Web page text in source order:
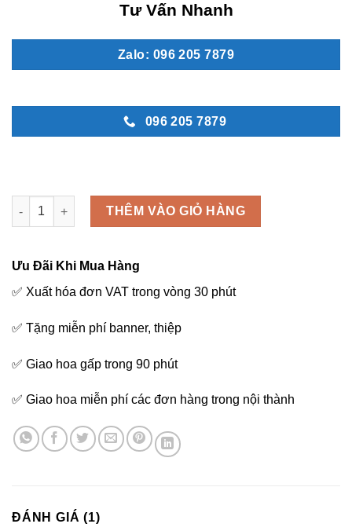
Tư Vấn Nhanh
Zalo: 096 205 7879
096 205 7879
Bó hoa baby vàng - B26 số lượng
THÊM VÀO GIỎ HÀNG
Ưu Đãi Khi Mua Hàng
✅ Xuất hóa đơn VAT trong vòng 30 phút
✅ Tặng miễn phí banner, thiệp
✅ Giao hoa gấp trong 90 phút
✅ Giao hoa miễn phí các đơn hàng trong nội thành
ĐÁNH GIÁ (1)